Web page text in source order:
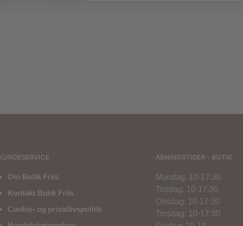
Om Butik Friis
Kontakt Butik Friis
Cookie- og privatlivspolitik
ÅBNINGSTIDER – BUTIK
Mandag: 10-17:30
Tirsdag: 10-17:30
Onsdag: 10-17:30
Torsdag: 10-17:30